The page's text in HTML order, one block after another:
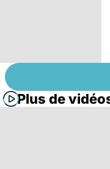
Plus de